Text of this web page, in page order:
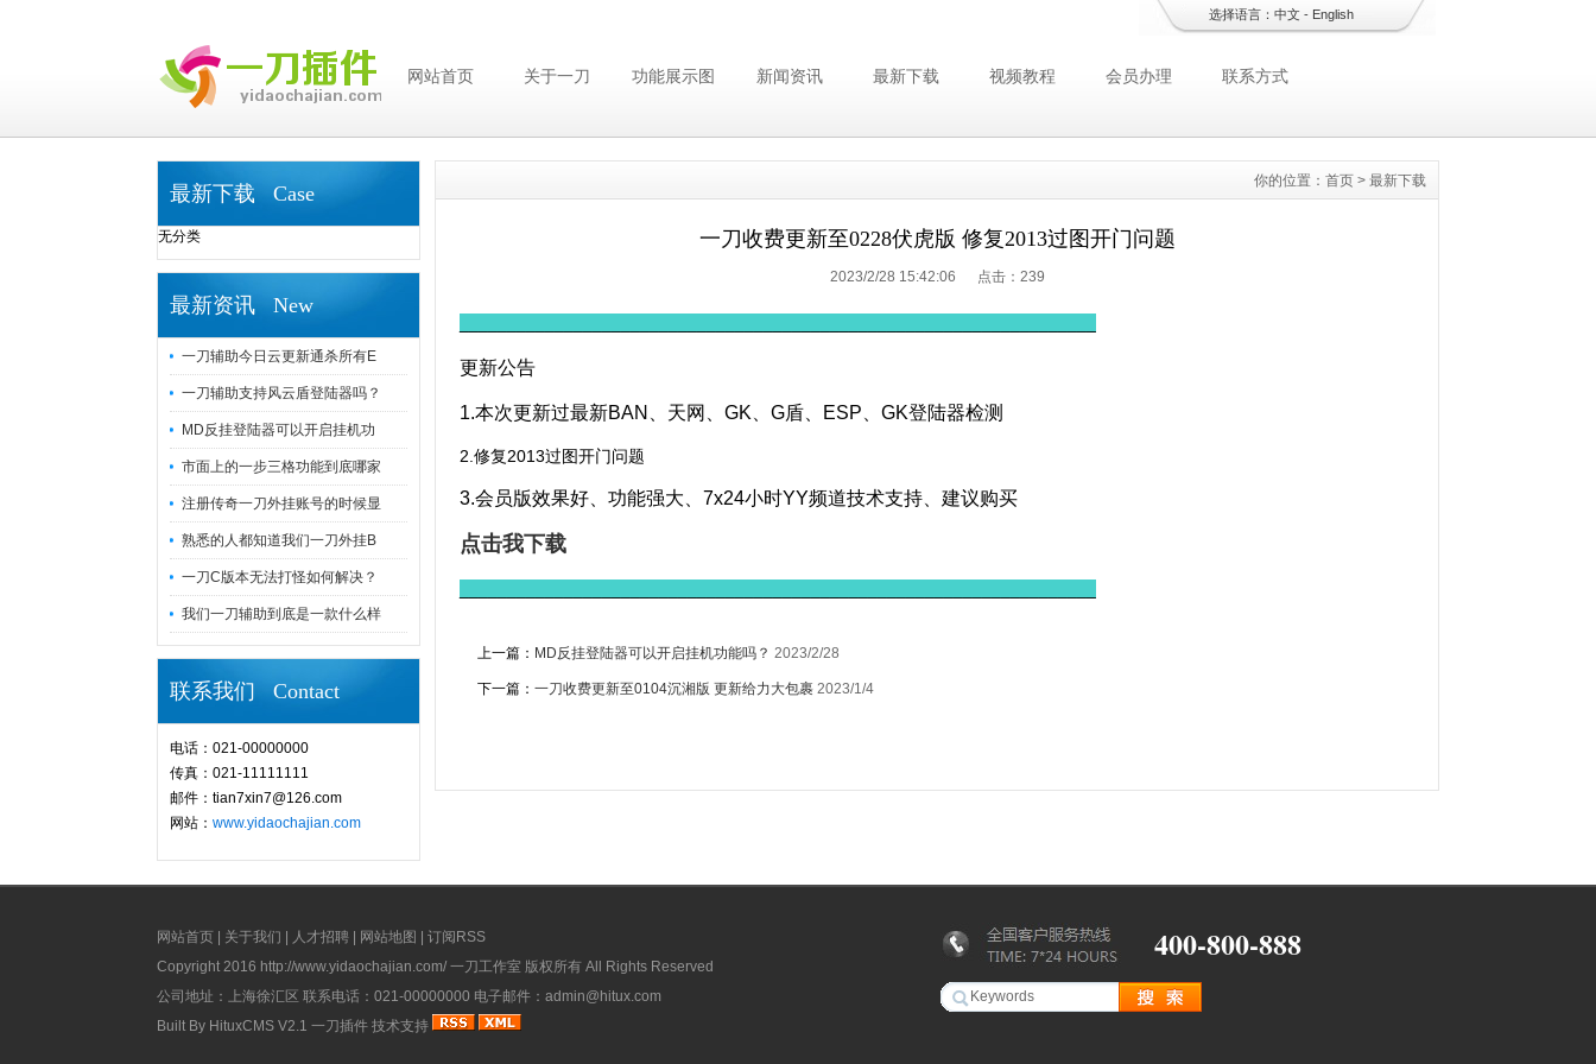
选择语言： 中文- English
网站首页 关于一刀 功能展示图 新闻资讯 最新下载 视频教程 会员办理 联系方式
最新下载 Case
无分类
最新资讯 New
一刀辅助今日云更新通杀所有E
一刀辅助支持风云盾登陆器吗？
MD反挂登陆器可以开启挂机功
市面上的一步三格功能到底哪家
注册传奇一刀外挂账号的时候显
熟悉的人都知道我们一刀外挂B
一刀C版本无法打怪如何解决？
我们一刀辅助到底是一款什么样
联系我们 Contact
电话：021-00000000
传真：021-11111111
邮件：tian7xin7@126.com
网站： www.yidaochajian.com
你的位置： 首页 > 最新下载
一刀收费更新至0228伏虎版 修复2013过图开门问题
2023/2/28 15:42:06 点击： 239
更新公告
1.本次更新过最新BAN、天网、GK、G盾、ESP、GK登陆器检测
2.修复2013过图开门问题
3.会员版效果好、功能强大、7x24小时YY频道技术支持、建议购买
点击我下载
上一篇： MD反挂登陆器可以开启挂机功能吗？ 2023/2/28
下一篇： 一刀收费更新至0104沉湘版 更新给力大包裹 2023/1/4
网站首页 关于我们 人才招聘 网站地图
订阅RSS
Copyright 2016 http://www.yidaochajian.com/ 一刀工作室 版权所有 All Rights Reserved
公司地址：上海徐汇区 联系电话：021-00000000 电子邮件：admin@hitux.com
Built By HituxCMS V2.1 一刀插件 技术支持
400-800-888